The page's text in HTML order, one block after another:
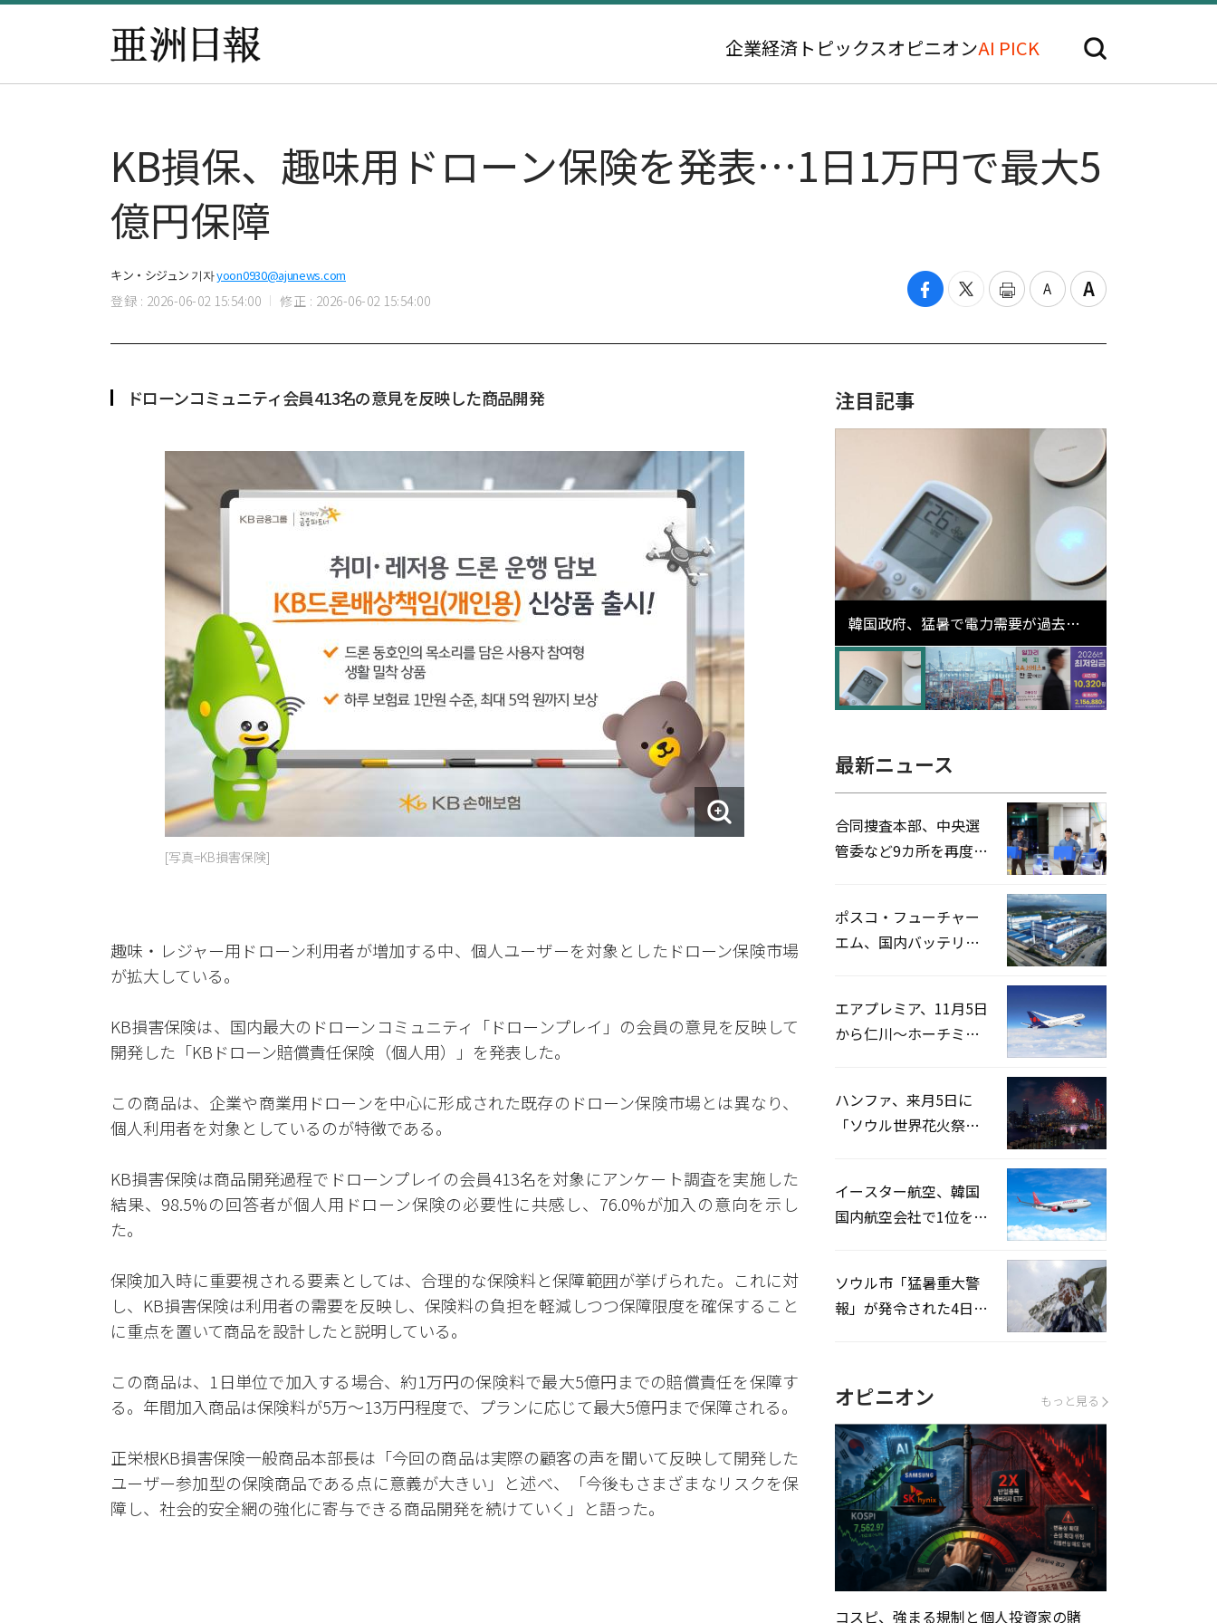
企業経済 トピックスオピニオンAI PICK
KB損保、趣味用ドローン保険を発表…1日1万円で最大5
億円保障
キン・シジュン 기자yoon0930@ajunews.com
登録 : 2026-06-02 15:54:00 修正 : 2026-06-02 15:54:00
ドローンコミュニティ会員413名の意見を反映した商品開発
[写真=KB損害保険]
趣味・レジャー用ドローン利用者が増加する中、個人ユーザーを対象としたドローン保険市場
が拡大している。
KB損害保険は、国内最大のドローンコミュニティ「ドローンプレイ」の会員の意見を反映して
開発した「KBドローン賠償責任保険（個人用）」を発表した。
この商品は、企業や商業用ドローンを中心に形成された既存のドローン保険市場とは異なり、
個人利用者を対象としているのが特徴である。
KB損害保険は商品開発過程でドローンプレイの会員413名を対象にアンケート調査を実施した
結果、98.5%の回答者が個人用ドローン保険の必要性に共感し、76.0%が加入の意向を示し
た。
保険加入時に重要視される要素としては、合理的な保険料と保障範囲が挙げられた。これに対
し、KB損害保険は利用者の需要を反映し、保険料の負担を軽減しつつ保障限度を確保すること
に重点を置いて商品を設計したと説明している。
この商品は、1日単位で加入する場合、約1万円の保険料で最大5億円までの賠償責任を保障す
る。年間加入商品は保険料が5万～13万円程度で、プランに応じて最大5億円まで保障される。
正栄根KB損害保険一般商品本部長は「今回の商品は実際の顧客の声を聞いて反映して開発した
ユーザー参加型の保険商品である点に意義が大きい」と述べ、「今後もさまざまなリスクを保
障し、社会的安全網の強化に寄与できる商品開発を続けていく」と語った。
注目記事
韓国政府、猛暑で電力需要が過去最
高更新の可能性に需給対応体制を点
検
最新ニュース
合同捜査本部、中央選
管委など9カ所を再度家
ポスコ・フューチャー
エム、国内バッテリー
エアプレミア、11月5日
から仁川〜ホーチミン
ハンファ、来月5日に
「ソウル世界花火祭り
イースター航空、韓国
国内航空会社で1位を記
ソウル市「猛暑重大警
報」が発令された4日、
オピニオン もっと見る
コスピ、強まる規制と個人投資家の賭